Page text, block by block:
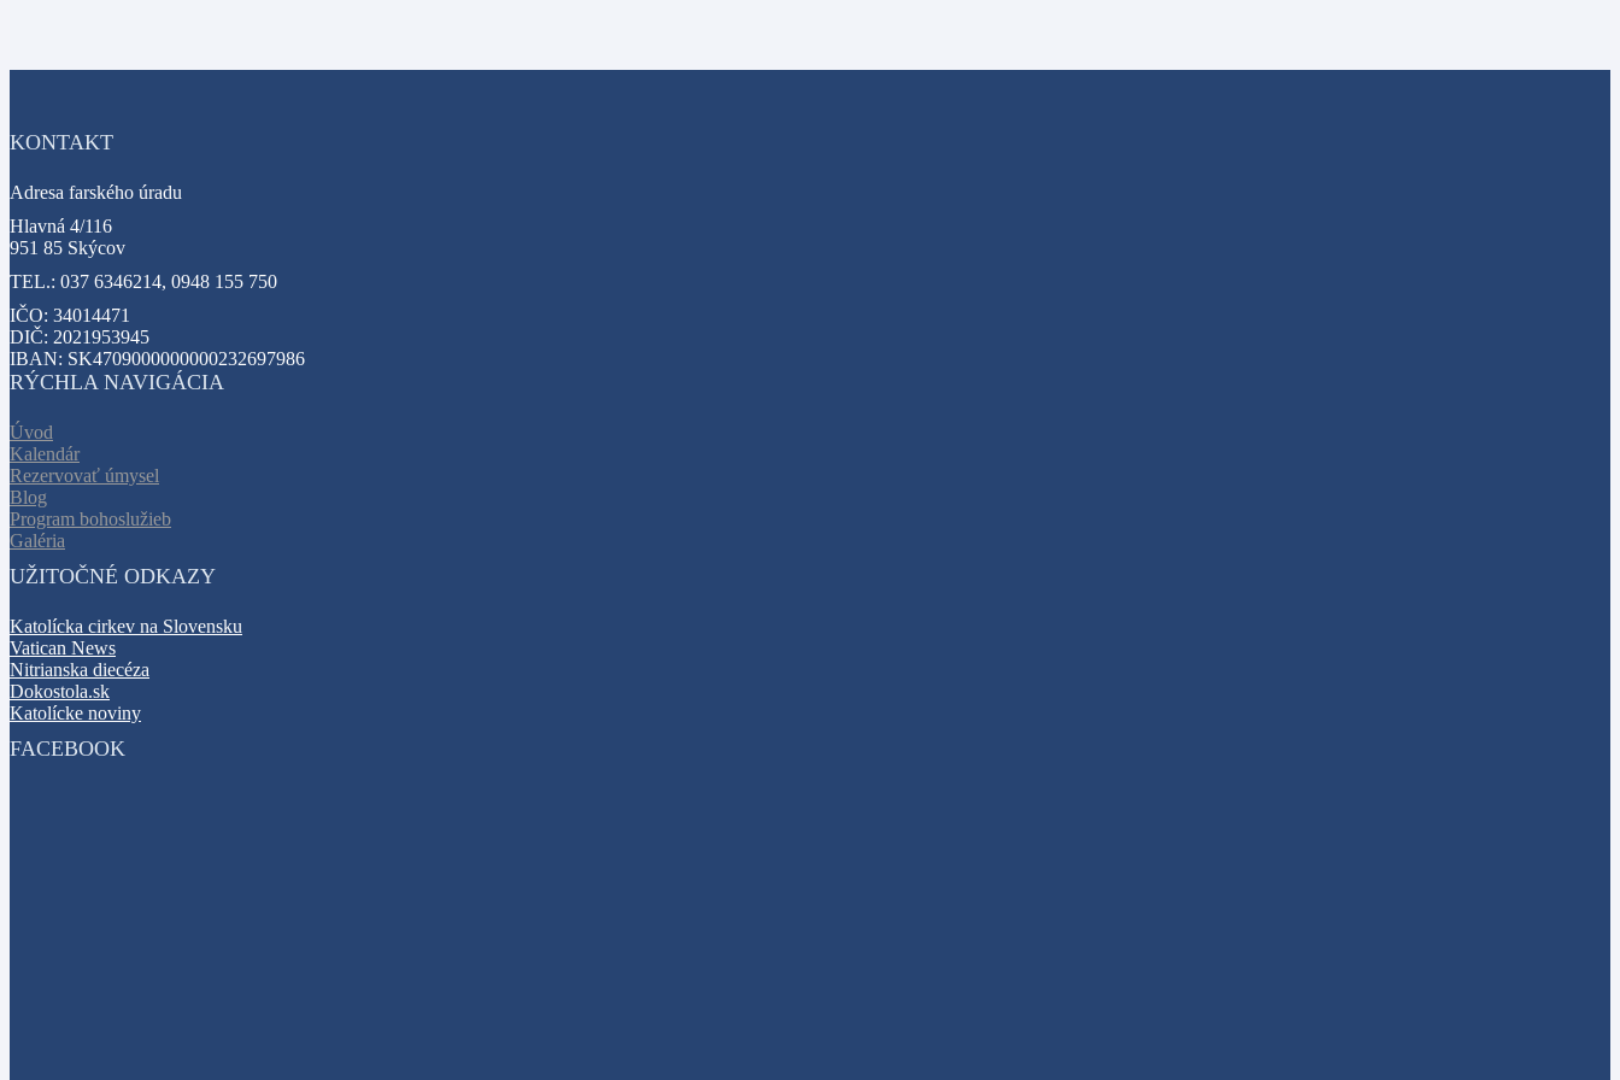
KONTAKT
Adresa farského úradu
Hlavná 4/116
951 85 Skýcov
TEL.: 037 6346214, 0948 155 750
IČO: 34014471
DIČ: 2021953945
IBAN: SK4709000000000232697986
RÝCHLA NAVIGÁCIA
Úvod
Kalendár
Rezervovať úmysel
Blog
Program bohoslužieb
Galéria
UŽITOČNÉ ODKAZY
Katolícka cirkev na Slovensku
Vatican News
Nitrianska diecéza
Dokostola.sk
Katolícke noviny
FACEBOOK